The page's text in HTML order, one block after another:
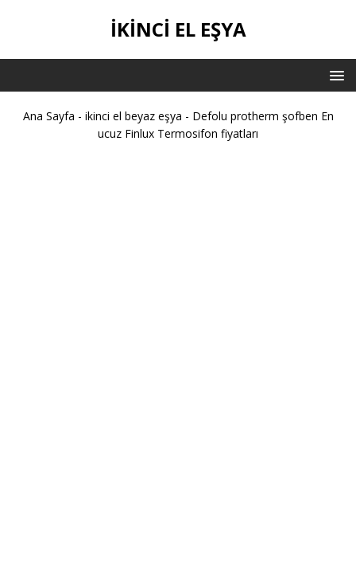
IKINCI EL EŞYA
Ana Sayfa - ikinci el beyaz eşya - Defolu protherm şofben En
ucuz Finlux Termosifon fiyatları